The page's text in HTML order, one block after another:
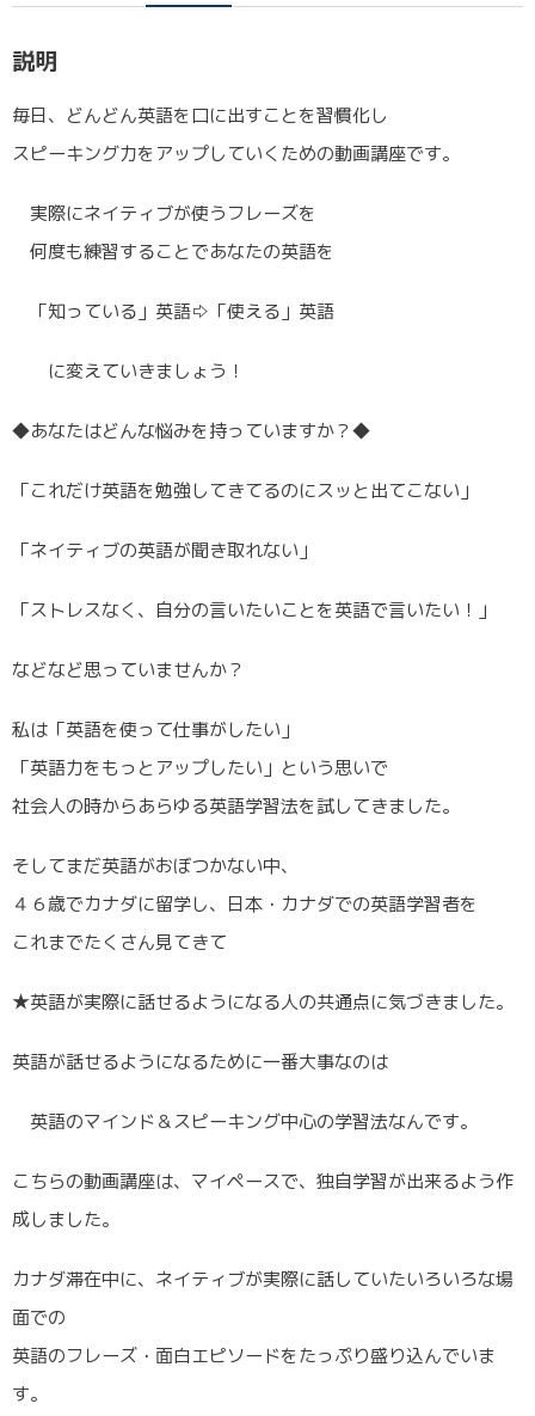
説明
毎日、どんどん英語を口に出すことを習慣化し
スピーキング力をアップしていくための動画講座です。
実際にネイティブが使うフレーズを
何度も練習することであなたの英語を
「知っている」英語⇨「使える」英語
に変えていきましょう！
◆あなたはどんな悩みを持っていますか？◆
「これだけ英語を勉強してきてるのにスッと出てこない」
「ネイティブの英語が聞き取れない」
「ストレスなく、自分の言いたいことを英語で言いたい！」
などなど思っていませんか？
私は「英語を使って仕事がしたい」
「英語力をもっとアップしたい」という思いで
社会人の時からあらゆる英語学習法を試してきました。
そしてまだ英語がおぼつかない中、
４６歳でカナダに留学し、日本・カナダでの英語学習者を
これまでたくさん見てきて
★英語が実際に話せるようになる人の共通点に気づきました。
英語が話せるようになるために一番大事なのは
英語のマインド＆スピーキング中心の学習法なんです。
こちらの動画講座は、マイペースで、独自学習が出来るよう作
成しました。
カナダ滞在中に、ネイティブが実際に話していたいろいろな場
面での
英語のフレーズ・面白エピソードをたっぷり盛り込んでいま
す。